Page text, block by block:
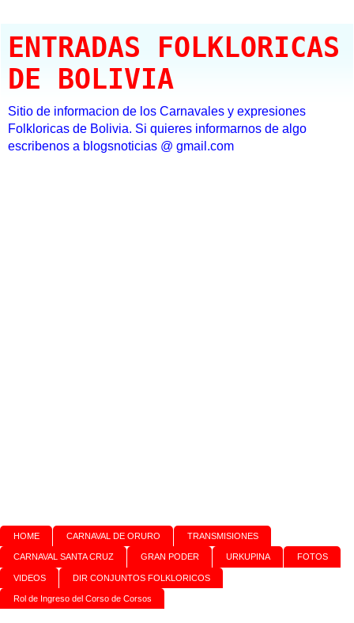
ENTRADAS FOLKLORICAS
DE BOLIVIA
Sitio de informacion de los Carnavales y expresiones
Folkloricas de Bolivia. Si quieres informarnos de algo
escribenos a blogsnoticias @ gmail.com
HOME CARNAVAL DE ORURO TRANSMISIONES
CARNAVAL SANTA CRUZ GRAN PODER URKUPINA FOTOS
VIDEOS DIR CONJUNTOS FOLKLORICOS
Rol de Ingreso del Corso de Corsos